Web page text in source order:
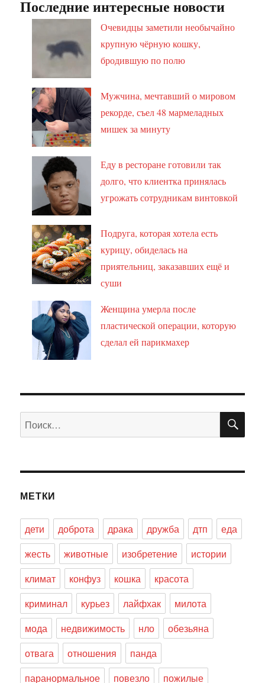
Последние интересные новости
Очевидцы заметили необычайно
крупную чёрную кошку,
бродившую по полю
Мужчина, мечтавший о мировом
рекорде, съел 48 мармеладных
мишек за минуту
Еду в ресторане готовили так
долго, что клиентка принялась
угрожать сотрудникам винтовкой
Подруга, которая хотела есть
курицу, обиделась на
приятельниц, заказавших ещё и
суши
Женщина умерла после
пластической операции, которую
сделал ей парикмахер
Искать:
МЕТКИ
дети доброта драка дружба дтп
еда
жесть
животные изобретение
истории
климат
конфуз кошка
красота
криминал
курьез лайфхак
милота
мода
недвижимость нло
обезьяна
отвага
отношения
панда
паранормальное
повезло
пожилые